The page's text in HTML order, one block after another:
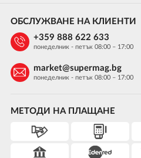
МЕТОДИ НА ПЛАЩАНЕ
ОБСЛУЖВАНЕ НА КЛИЕНТИ
+359 888 622 633
понеделник - петък 08:00 – 17:00
market@supermag.bg
понеделник - петък 08:00 – 17:00